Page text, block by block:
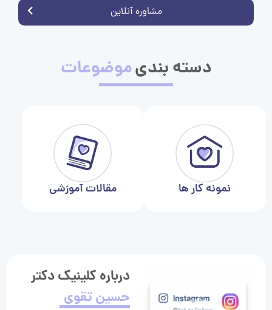
مشاوره آنلاین
دسته بندیموضوعات
نمونه کار ها مقالات آموزشی
درباره کلینیک دکتر
حسین تقوی